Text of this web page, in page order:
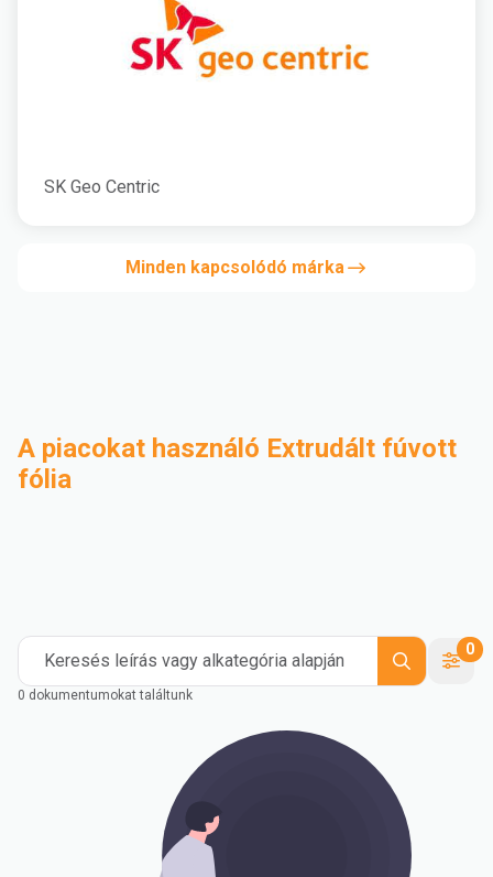
SK Geo Centric
Minden kapcsolódó márka
A piacokat használó Extrudált fúvott
fólia
Keresés leírás vagy alkategória alapján
0
0 dokumentumokat találtunk